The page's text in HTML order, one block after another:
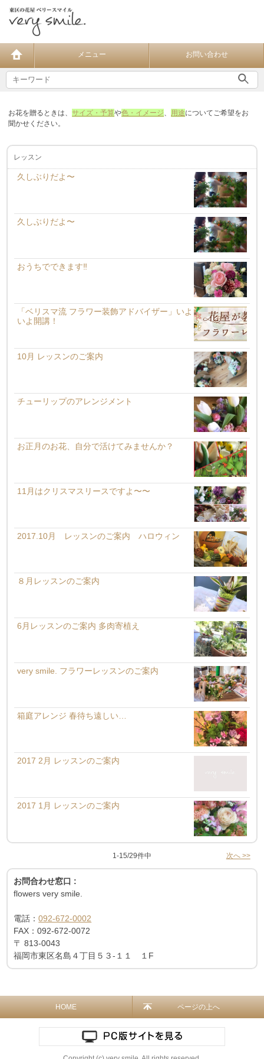
メニュー お問い合わせ
お花を贈るときは、サイズ・予算や色・イメージ、 用途についてご希望をお
聞かせください。
レッスン
久しぶりだよ〜
久しぶりだよ〜
おうちでできます‼️
「ベリスマ流 フラワー装飾アドバイザー」いよ
いよ開講！
10月 レッスンのご案内
チューリップのアレンジメント
お正月のお花、自分で活けてみませんか？
11月はクリスマスリースですよ〜〜
2017.10月 レッスンのご案内 ハロウィン
８月レッスンのご案内
6月レッスンのご案内 多肉寄植え
very smile. フラワーレッスンのご案内
箱庭アレンジ 春待ち遠しい…
2017 2月 レッスンのご案内
2017 1月 レッスンのご案内
1-15/29件中 次へ >>
お問合わせ窓口 :
flowers very smile.
電話：092-672-0002
FAX：092-672-0072
〒813-0043
福岡市東区名島４丁目５３-１１ １F
HOME ページの上へ